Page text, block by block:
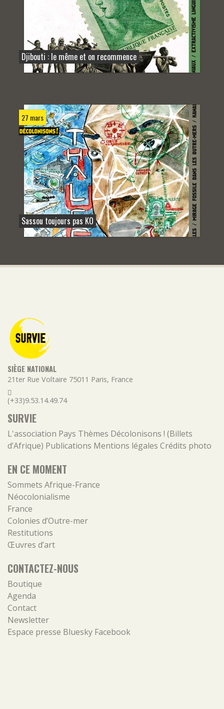
Djibouti : le même et on recommence
27 mars
Sassou toujours pas KO
SIÈGE NATIONAL
21ter Rue Voltaire 75011 Paris, France
(+33)9.53.14.49.74
SURVIE
L'association Pays Thèmes Décolonisons ! (Billets
d’Afrique) Publications Mentions légales Crédits photo
EN CE MOMENT
Sommets Afrique-France
Néocolonialisme
France
Colonies d’Outre-mer
Restitutions
Œuvres d’art
CONTACTEZ-NOUS
Boutique
Agenda
Contact
Newsletter
Espace presse Bluesky Facebook